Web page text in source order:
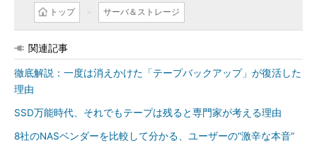
トップ サーバ＆ストレージ
関連記事
徹底解説：一度は消えかけた「テープバックアップ」が復活した
理由
SSD万能時代、それでもテープは残ると専門家が考える理由
8社のNASベンダーを比較して分かる、ユーザーの“激辛な本音”